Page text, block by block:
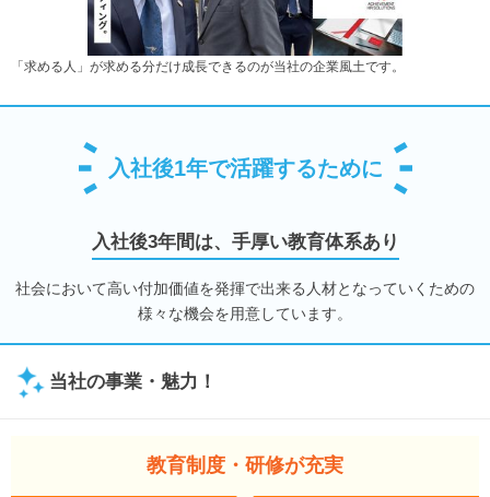
「求める人」が求める分だけ成長できるのが当社の企業風土です。
入社後1年で活躍するために
入社後3年間は、手厚い教育体系あり
社会において高い付加価値を発揮で出来る人材となっていくための
様々な機会を用意しています。
当社の事業・魅力！
教育制度・研修が充実